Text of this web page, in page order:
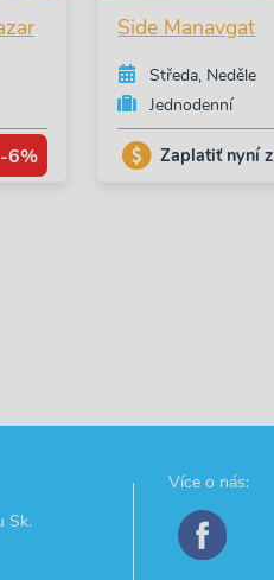
-6%
Side Manavgat
Středa, Neděle
Jednodenní
Zaplatiť nyní z
Sk.
Více o nás: